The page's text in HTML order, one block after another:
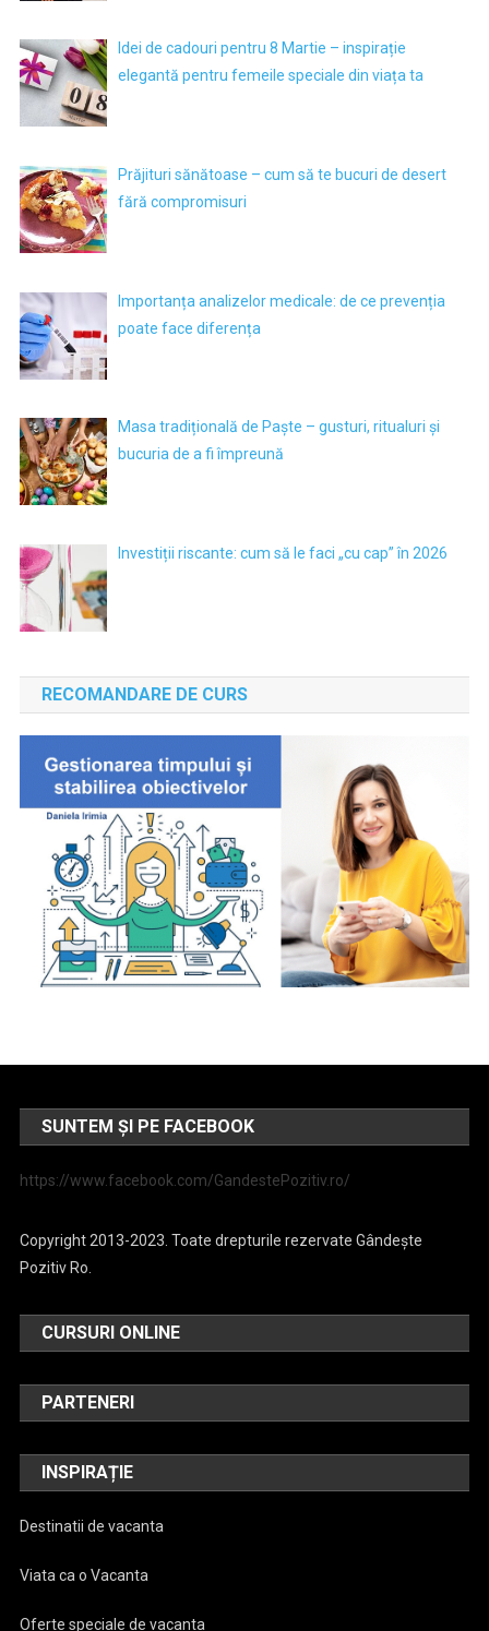
Idei de cadouri pentru 8 Martie – inspirație
elegantă pentru femeile speciale din viața ta
Prăjituri sănătoase – cum să te bucuri de desert
fără compromisuri
Importanța analizelor medicale: de ce prevenția
poate face diferența
Masa tradițională de Paște – gusturi, ritualuri și
bucuria de a fi împreună
Investiții riscante: cum să le faci „cu cap” în 2026
RECOMANDARE DE CURS
SUNTEM ȘI PE FACEBOOK
https://www.facebook.com/GandestePozitiv.ro/
Copyright 2013-2023. Toate drepturile rezervate Gândește
Pozitiv Ro.
CURSURI ONLINE
PARTENERI
INSPIRAȚIE
Destinatii de vacanta
Viata ca o Vacanta
Oferte speciale de vacanta